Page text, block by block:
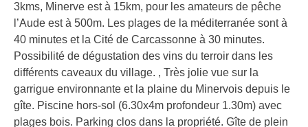
3kms, Minerve est à 15km, pour les amateurs de pêche
l’Aude est à 500m. Les plages de la méditerranée sont à
40 minutes et la Cité de Carcassonne à 30 minutes.
Possibilité de dégustation des vins du terroir dans les
différents caveaux du village. , Très jolie vue sur la
garrigue environnante et la plaine du Minervois depuis le
gîte. Piscine hors-sol (6.30x4m profondeur 1.30m) avec
plages bois. Parking clos dans la propriété. Gîte de plein